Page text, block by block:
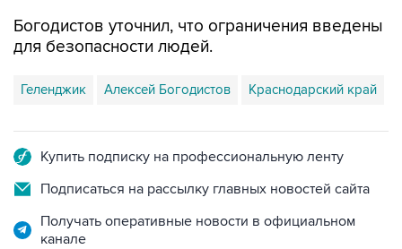
Богодистов уточнил, что ограничения введены
для безопасности людей.
Геленджик Алексей Богодистов Краснодарский край
Купить подписку на профессиональную ленту
Подписаться на рассылку главных новостей сайта
Получать оперативные новости в официальном
канале